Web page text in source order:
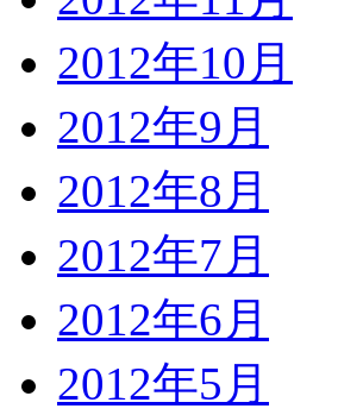
2012年10月
2012年9月
2012年8月
2012年7月
2012年6月
2012年5月